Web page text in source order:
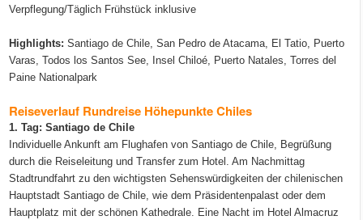
Verpflegung/Täglich Frühstück inklusive
Highlights: Santiago de Chile, San Pedro de Atacama, El Tatio, Puerto
Varas, Todos los Santos See, Insel Chiloé, Puerto Natales, Torres del
Paine Nationalpark
Reiseverlauf Rundreise Höhepunkte Chiles
1. Tag: Santiago de Chile
Individuelle Ankunft am Flughafen von Santiago de Chile, Begrüßung
durch die Reiseleitung und Transfer zum Hotel. Am Nachmittag
Stadtrundfahrt zu den wichtigsten Sehenswürdigkeiten der chilenischen
Hauptstadt Santiago de Chile, wie dem Präsidentenpalast oder dem
Hauptplatz mit der schönen Kathedrale. Eine Nacht im Hotel Almacruz